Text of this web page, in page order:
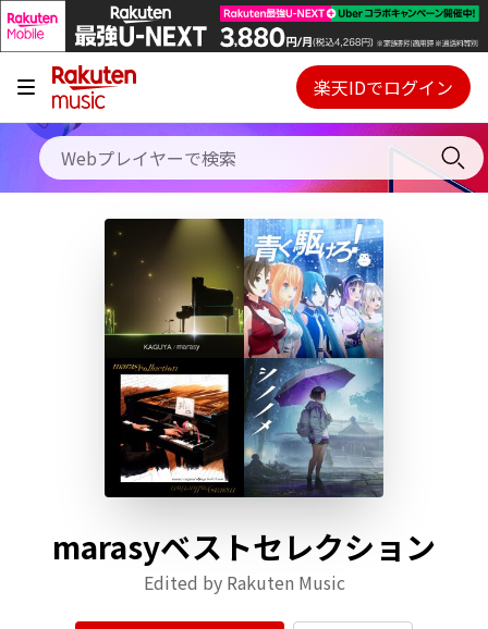
キャンペーン
料金プラン
使い方
初回30日間無料お試し
Webプレイヤー
ご契約内容の確認・変更
楽天IDでログイン
marasyベストセレクション
Edited by Rakuten Music